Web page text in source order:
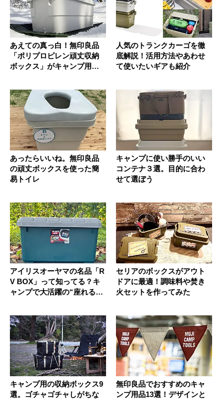
あえての真っ白！無印良品
「ポリプロピレン頑丈収納
ボックス」がキャンプ用品
人気のトランクカーゴを徹
底解説！活用方法やあわせ
て使いたいギアも紹介
あったらいいね。無印良品
の頑丈ボックスを使った簡
易トイレ
キャンプに使い勝手のいい
コンテナ３選。目的に合わ
せて選ぼう
アイリスオーヤマの名品「R
V BOX」って知ってる？キ
ャンプで大活躍の“座れる
セリアのボックスがアウト
ドアに最適！調味料や焚き
火セットを作ってみた
キャンプ用の収納ボックス9
選。ゴチャゴチャしがちな
無印良品でおすすめのキャ
ンプ用品13選！デザインと